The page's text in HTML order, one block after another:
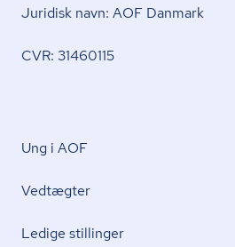
Juridisk navn: AOF Danmark
CVR: 31460115
Ung i AOF
Vedtægter
Ledige stillinger